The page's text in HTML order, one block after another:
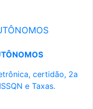
certidão, 2a
e Taxas.